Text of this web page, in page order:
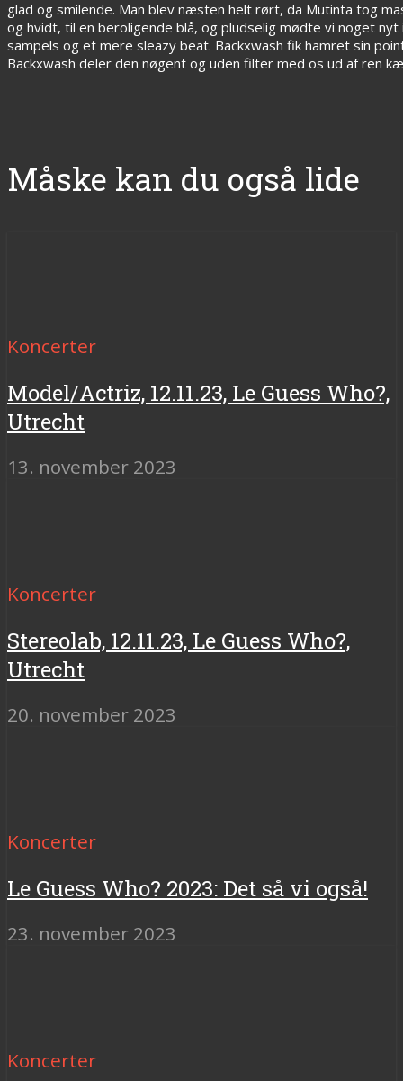
glad og smilende. Man blev næsten helt rørt, da Mutinta tog
og hvidt, til en beroligende blå, og pludselig mødte vi noget
sampels og et mere sleazy beat. Backxwash fik hamret sin
Backxwash deler den nøgent og uden filter med os ud af ren
Måske kan du også lide
Koncerter
Model/Actriz, 12.11.23, Le Guess Who?,
Utrecht
13. november 2023
Koncerter
Stereolab, 12.11.23, Le Guess Who?,
Utrecht
20. november 2023
Koncerter
Le Guess Who? 2023: Det så vi også!
23. november 2023
Koncerter